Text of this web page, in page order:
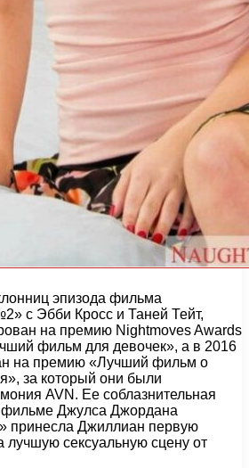
эпизода фильма
с Эбби Кросс и Таней Тейт,
на премию Nightmoves Awards
фильм для девочек», а в 2016
на премию «Лучший фильм о
за который они были
AVN. Ее соблазнительная
фильме Джулса Джордана
принесла Джиллиан первую
лучшую сексуальную сцену от